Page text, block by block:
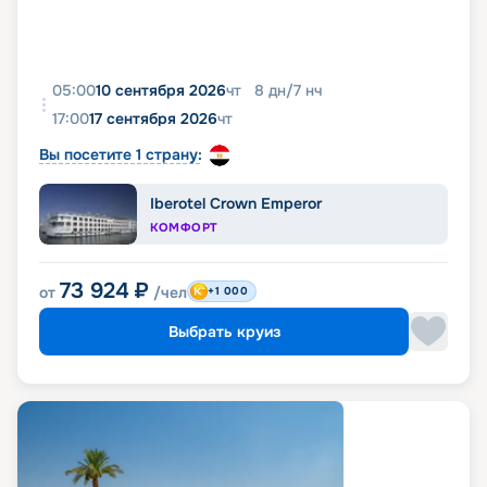
05:0010 сентября 2026чт 8 дн/7 нч
17:0017 сентября 2026чт
Вы посетите 1 страну:
Iberotel Crown Emperor
КОМФОРТ
от 73 924 ₽ /чел +1 000
Выбрать круиз